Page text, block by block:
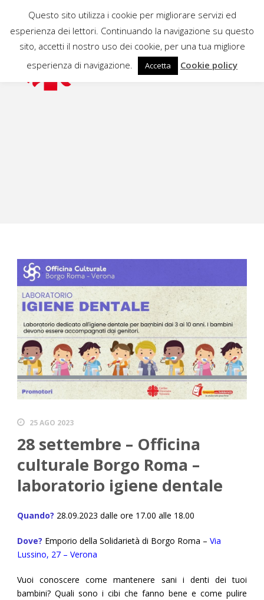
25 AGO 2023
28 settembre – Officina
culturale Borgo Roma –
laboratorio igiene dentale
Quando? 28.09.2023 dalle ore 17.00 alle 18.00
Dove? Emporio della Solidarietà di Borgo Roma – Via
Lussino, 27 – Verona
Vuoi conoscere come mantenere sani i denti dei tuoi
bambini? Quali sono i cibi che fanno bene e come pulire
Questo sito utilizza i cookie per migliorare servizi ed
esperienza dei lettori. Continuando la navigazione su questo
sito, accetti il nostro uso dei cookie, per una tua migliore
esperienza di navigazione.
Accetta Cookie policy